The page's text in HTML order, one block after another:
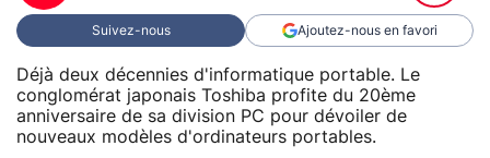
Suivez-nous Ajoutez-nous en favori
Déjà deux décennies d'informatique portable. Le
conglomérat japonais Toshiba profite du 20ème
anniversaire de sa division PC pour dévoiler de
nouveaux modèles d'ordinateurs portables.